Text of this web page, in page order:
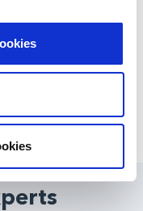
reflector and capacity